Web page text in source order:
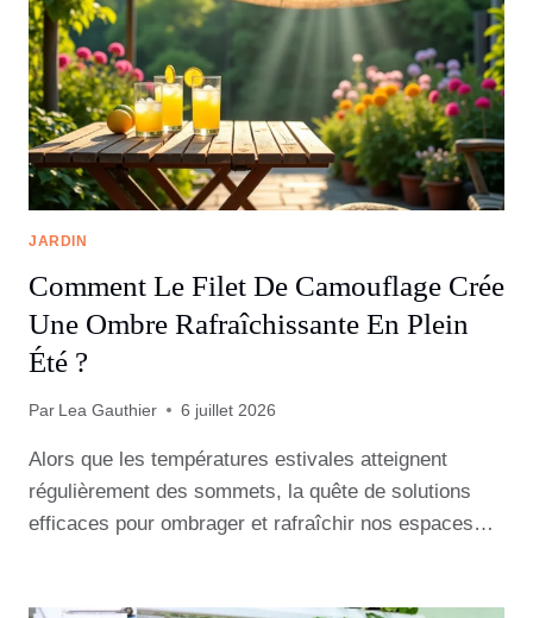
JARDIN
Comment Le Filet De Camouflage Crée
Une Ombre Rafraîchissante En Plein
Été ?
Par Lea Gauthier 6 juillet 2026
Alors que les températures estivales atteignent
régulièrement des sommets, la quête de solutions
efficaces pour ombrager et rafraîchir nos espaces…